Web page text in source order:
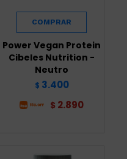
Power Vegan Protein
Cibeles Nutrition -
Neutro
$ 3.400
$ 2.890